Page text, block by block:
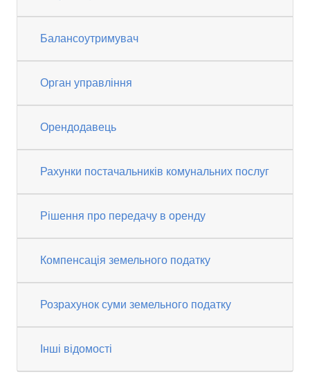
Балансоутримувач
Орган управління
Орендодавець
Рахунки постачальників комунальних послуг
Рішення про передачу в оренду
Компенсація земельного податку
Розрахунок суми земельного податку
Інші відомості